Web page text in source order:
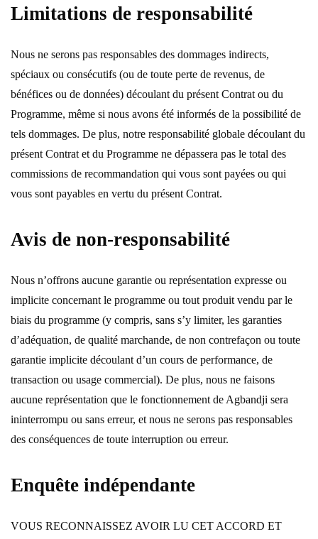
Limitations de responsabilité
Nous ne serons pas responsables des dommages indirects,
spéciaux ou consécutifs (ou de toute perte de revenus, de
bénéfices ou de données) découlant du présent Contrat ou du
Programme, même si nous avons été informés de la possibilité de
tels dommages. De plus, notre responsabilité globale découlant du
présent Contrat et du Programme ne dépassera pas le total des
commissions de recommandation qui vous sont payées ou qui
vous sont payables en vertu du présent Contrat.
Avis de non-responsabilité
Nous n’offrons aucune garantie ou représentation expresse ou
implicite concernant le programme ou tout produit vendu par le
biais du programme (y compris, sans s’y limiter, les garanties
d’adéquation, de qualité marchande, de non contrefaçon ou toute
garantie implicite découlant d’un cours de performance, de
transaction ou usage commercial). De plus, nous ne faisons
aucune représentation que le fonctionnement de Agbandji sera
ininterrompu ou sans erreur, et nous ne serons pas responsables
des conséquences de toute interruption ou erreur.
Enquête indépendante
VOUS RECONNAISSEZ AVOIR LU CET ACCORD ET